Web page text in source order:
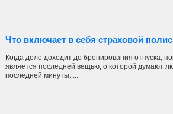
Что включает в себя страховой
Когда дело доходит до бронирования отпуска,
является последней вещью, о которой думают
последней минуты. ...